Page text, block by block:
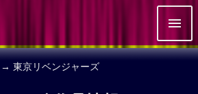
→ 東京リベンジャーズ